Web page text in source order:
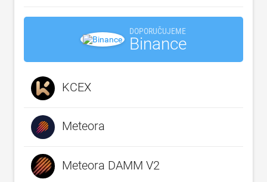
DOPORUČUJEME
Binance
KCEX
Meteora
Meteora DAMM V2